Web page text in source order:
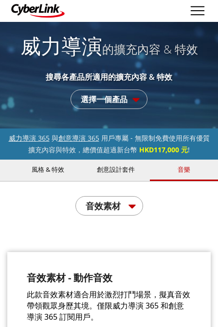
威力導演的擴充內容 & 特效
搜尋各產品所適用的擴充內容 & 特效
選擇一個產品
威力導演 365與創意導演 365用戶專屬 - 無限制免費使用所有優質
擴充內容與特效，總價值超過新台幣 HKD117,000 元!
風格 & 特效 創意設計套件 音樂
音效素材
音效素材 - 動作音效
此款音效素材適合用於激烈打鬥場景，擬真音效
帶領觀眾身歷其境。僅限威力導演 365 和創意
導演 365 訂閱用戶。